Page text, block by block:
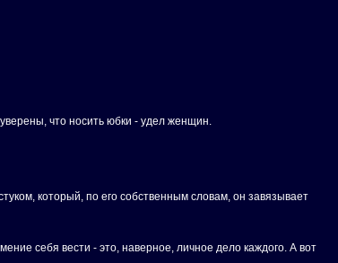
что носить юбки - удел женщин.
который, по его собственным словам, он завязывает
себя вести - это, наверное, личное дело каждого. А вот